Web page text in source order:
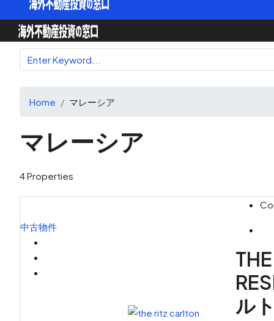
Home マレーシア
マレーシア
4 Properties
中古物件
ル